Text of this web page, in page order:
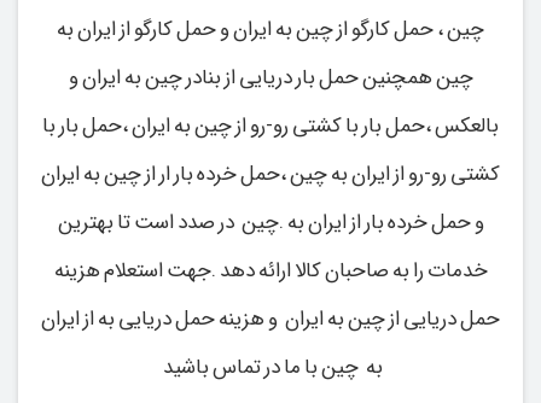
چین ، حمل کارگو از چین به ایران و حمل کارگو از ایران به
چین همچنین حمل بار دریایی از بنادر چین به ایران و
بالعکس ،حمل بار با کشتی رو-رو از چین به ایران ،حمل بار با
کشتی رو-رو از ایران به چین ،حمل خرده بار ار از چین به ایران
و حمل خرده بار از ایران به .چین در صدد است تا بهترین
خدمات را به صاحبان کالا ارائه دهد .جهت استعلام هزینه
حمل دریایی از چین به ایران و هزینه حمل دریایی به از ایران
به چین با ما در تماس باشید